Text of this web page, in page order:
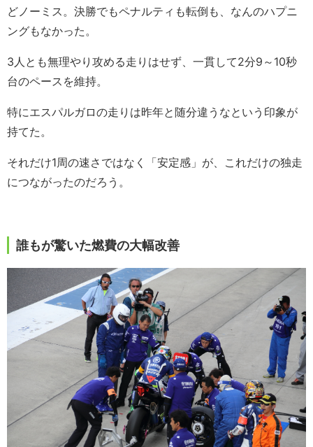
どノーミス。決勝でもペナルティも転倒も、なんのハプニ
ングもなかった。
3人とも無理やり攻める走りはせず、一貫して2分9～10秒
台のペースを維持。
特にエスパルガロの走りは昨年と随分違うなという印象が
持てた。
それだけ1周の速さではなく「安定感」が、これだけの独走
につながったのだろう。
誰もが驚いた燃費の大幅改善